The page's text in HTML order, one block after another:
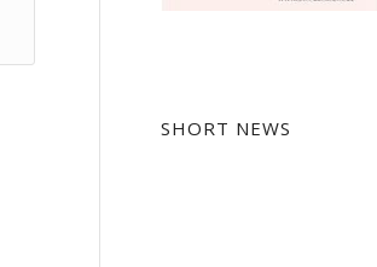
SHORT NEWS